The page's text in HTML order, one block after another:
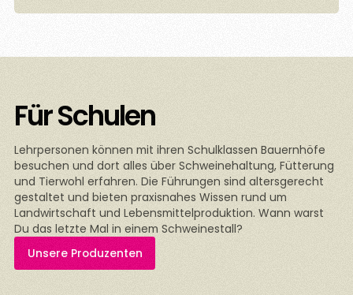
Für Schulen
Lehrpersonen können mit ihren Schulklassen Bauernhöfe
besuchen und dort alles über Schweinehaltung, Fütterung
und Tierwohl erfahren. Die Führungen sind altersgerecht
gestaltet und bieten praxisnahes Wissen rund um
Landwirtschaft und Lebensmittelproduktion. Wann warst
Du das letzte Mal in einem Schweinestall?
Unsere Produzenten